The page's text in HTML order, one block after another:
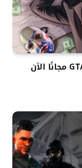
رسمياً: يمكنك لعب GTA Online مجانًا الآن